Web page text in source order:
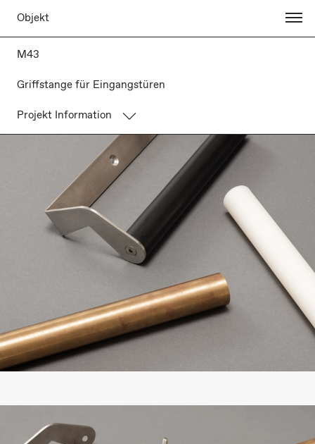
Objekt
M43
Griffstange für Eingangstüren
Projekt Information